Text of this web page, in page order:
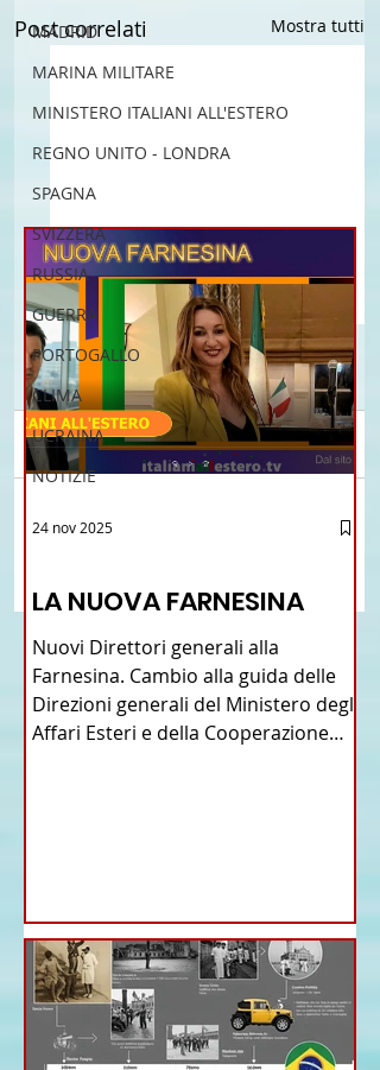
MADRID
MARINA MILITARE
MINISTERO ITALIANI ALL'ESTERO
REGNO UNITO - LONDRA
SPAGNA
SVIZZERA
RUSSIA
GUERRA
PORTOGALLO
CLIMA
UCRAINA
NOTIZIE
Post correlati Mostra tutti
Brasile La Storia del
Commenti
Scrivi un commento...
LA NUOVA FARNESINA
Nuovi Direttori generali alla
Farnesina. Cambio alla guida delle
Direzioni generali del Ministero degli
Affari Esteri e della Cooperazione
24 nov 2025